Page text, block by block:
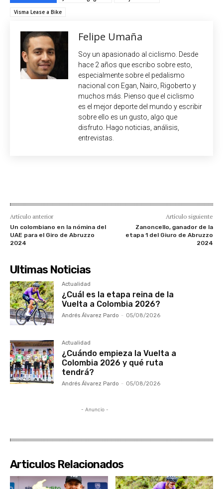
Visma Lease a Bike
Felipe Umaña
Soy un apasionado al ciclismo. Desde
hace 2 años que escribo sobre esto,
especialmente sobre el pedalismo
nacional con Egan, Nairo, Rigoberto y
muchos más. Pienso que el ciclismo
es el mejor deporte del mundo y escribir
sobre ello es un gusto, algo que
disfruto. Hago noticias, análisis,
entrevistas.
Artículo anterior
Un colombiano en la nómina del
UAE para el Giro de Abruzzo
2024
Artículo siguiente
Zanoncello, ganador de la
etapa 1 del Giuro de Abruzzo
2024
Ultimas Noticias
Actualidad
¿Cuál es la etapa reina de la
Vuelta a Colombia 2026?
Andrés Álvarez Pardo - 05/08/2026
Actualidad
¿Cuándo empieza la Vuelta a
Colombia 2026 y qué ruta
tendrá?
Andrés Álvarez Pardo - 05/08/2026
- Anuncio -
Articulos Relacionados